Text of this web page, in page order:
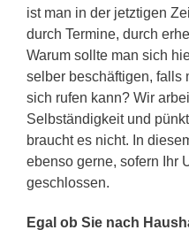
ist man in der jetztigen
durch Termine, durch
Warum sollte man sich
selber beschäftigen, falls
sich rufen kann? Wir
Selbständigkeit und
braucht es nicht. In
ebenso gerne, sofern Ihr
geschlossen.
Egal ob Sie nach